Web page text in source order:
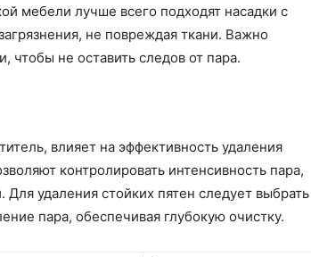
мебели лучше всего подходят насадки с
не повреждая ткани. Важно
чтобы не оставить следов от пара.
влияет на эффективность удаления
контролировать интенсивность пара,
удаления стойких пятен следует выбрать
пара, обеспечивая глубокую очистку.